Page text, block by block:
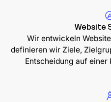
Website
Wir entwickeln
definieren wir Ziele,
Entscheidung auf